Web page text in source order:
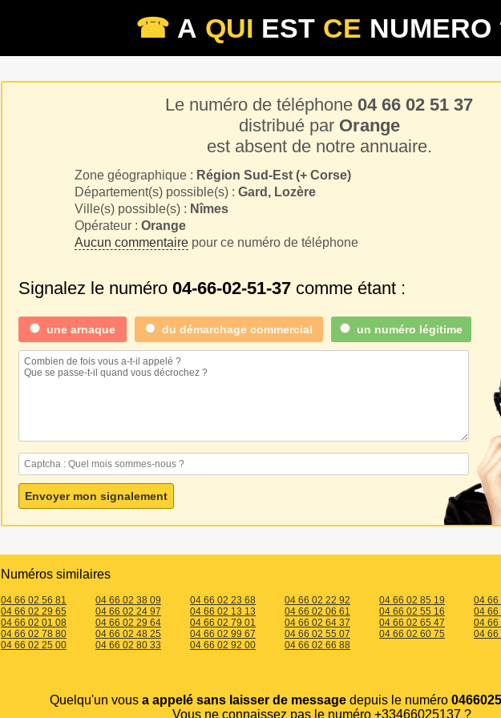
☎ A QUI EST CE NUMERO
Le numéro de téléphone 04 66 02 51 37
distribué par Orange
est absent de notre annuaire.
Zone géographique : Région Sud-Est (+ Corse)
Département(s) possible(s) : Gard, Lozère
Ville(s) possible(s) : Nîmes
Opérateur : Orange
Aucun commentairepour ce numéro de téléphone
Signalez le numéro 04-66-02-51-37 comme étant :
une arnaque du démarchage commercial un numéro légitime
Numéros similaires
04 66 02 56 81 04 66 02 38 09 04 66 02 23 68 04 66 02 22 92 04 66 02 85 19
04 66
04 66 02 29 65
04 66 02 24 97 04 66 02 13 13 04 66 02 06 61 04 66 02 55 16
04 66
04 66 02 01 08
04 66 02 29 64 04 66 02 79 01 04 66 02 64 37 04 66 02 65 47
04 66
04 66 02 78 80
04 66 02 48 25 04 66 02 99 67 04 66 02 55 07 04 66 02 60 75
04 66
04 66 02 25 00
04 66 02 80 33 04 66 02 92 00 04 66 02 66 88
Quelqu'un vous a appelé sans laisser de messagedepuis le numéro
Vous ne connaissez pas le numéro +33466025137 ?